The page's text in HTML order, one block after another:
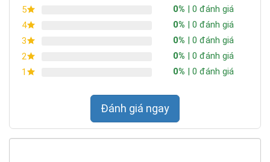
5 0% | 0 đánh giá
4
0% | 0 đánh giá
3
0% | 0 đánh giá
2
0% | 0 đánh giá
1
0% | 0 đánh giá
Đánh giá ngay